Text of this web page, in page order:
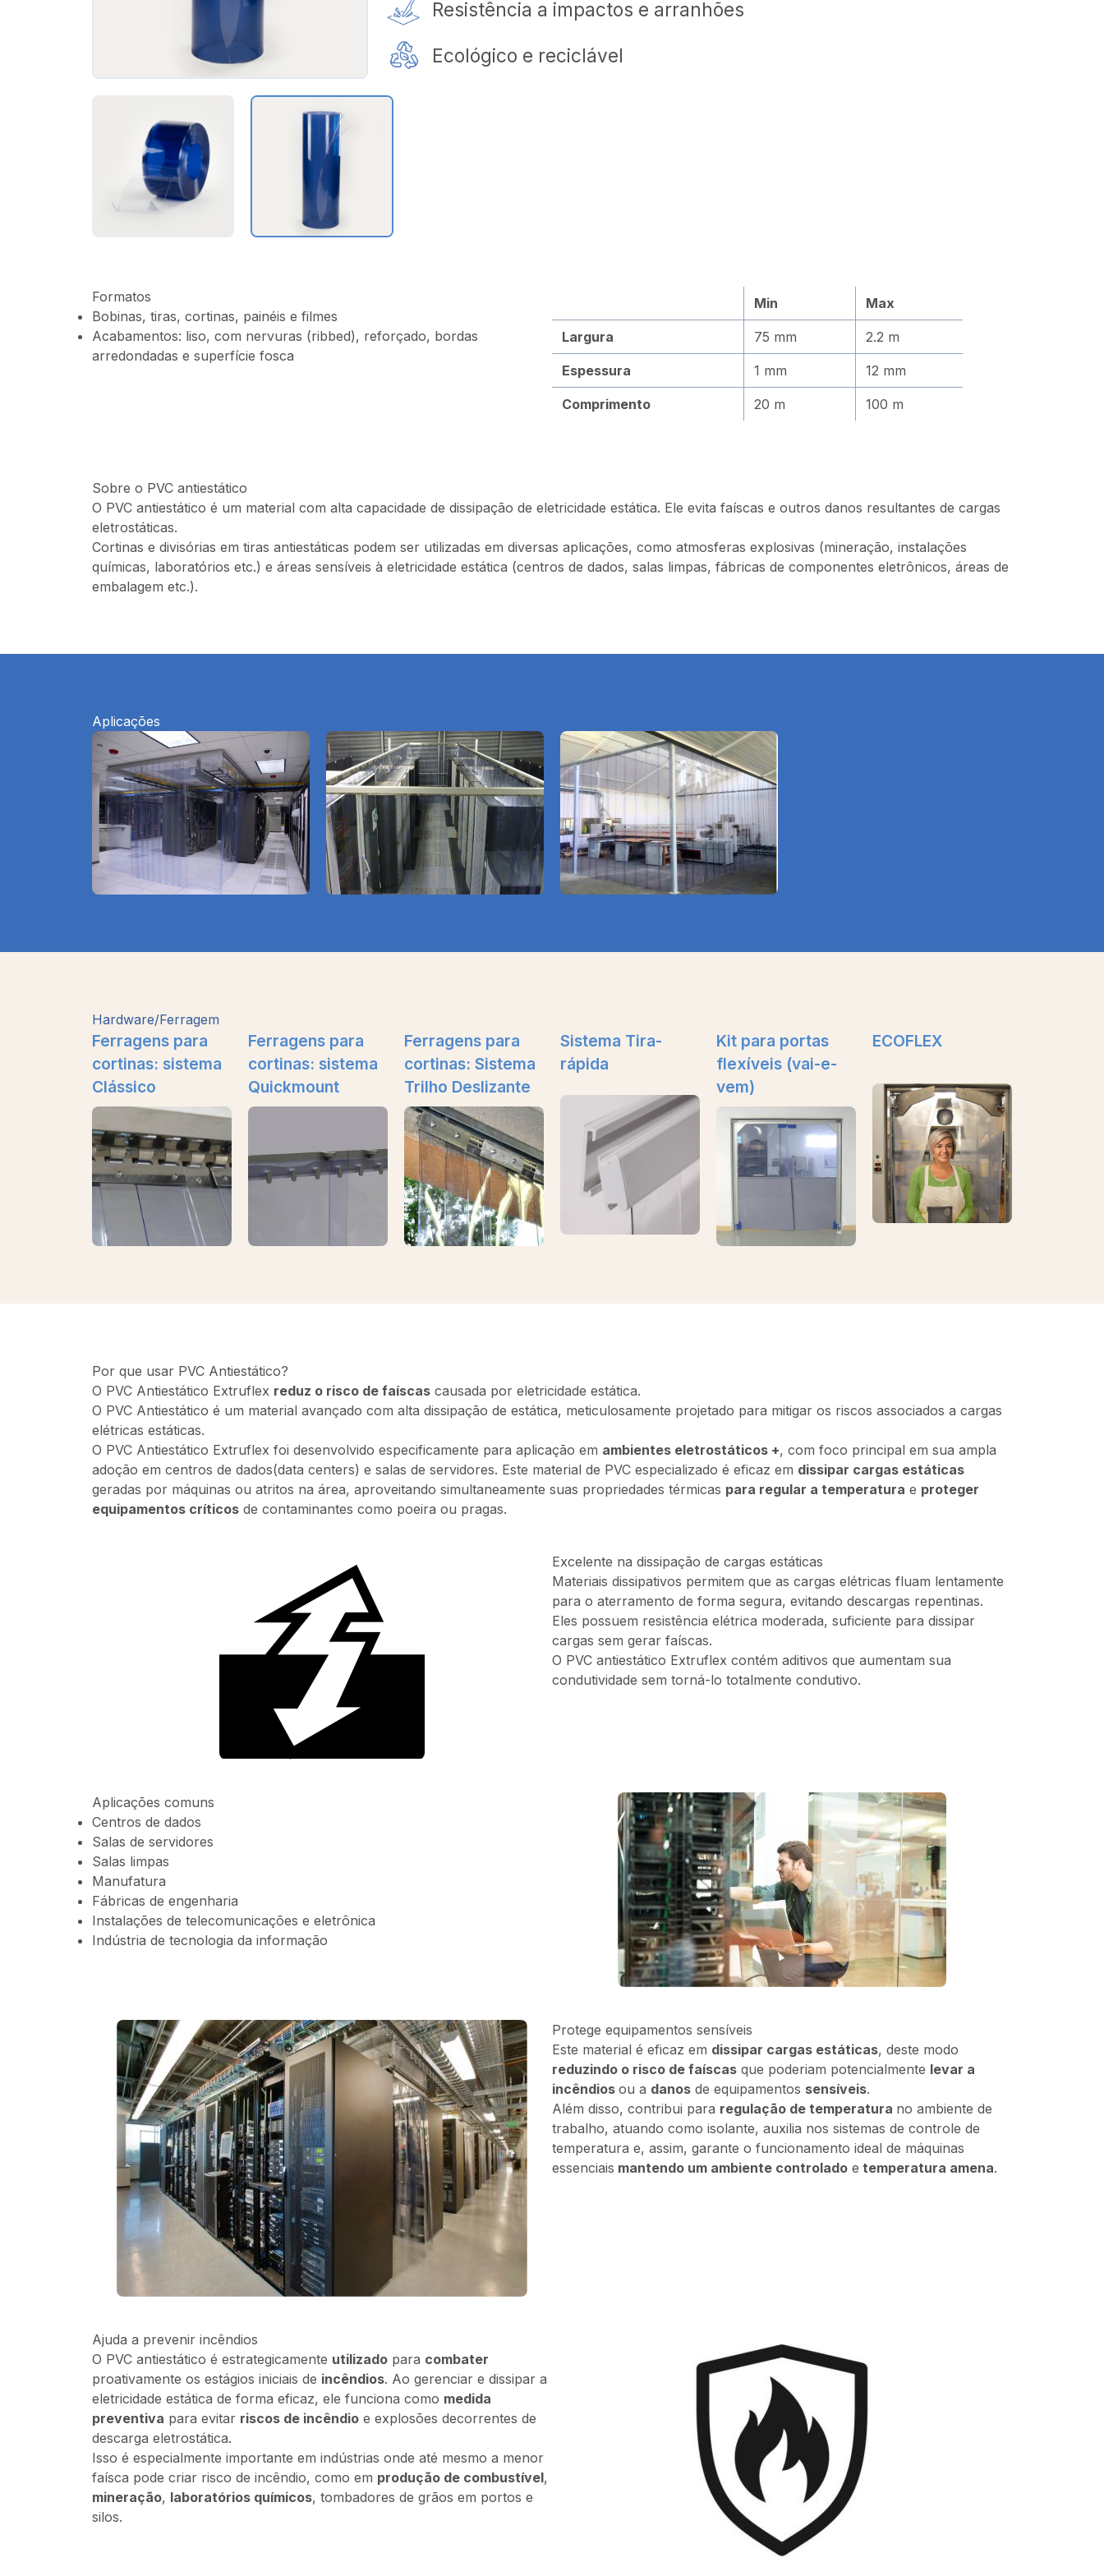
Resistência a impactos e arranhões
Ecológico e reciclável
Formatos
Bobinas, tiras, cortinas, painéis e filmes
Acabamentos: liso, com nervuras (ribbed), reforçado, bordas
arredondadas e superfície fosca
Min Max
Largura 75 mm 2.2 m
Espessura 1 mm 12 mm
Comprimento 20 m 100 m
Sobre o PVC antiestático
O PVC antiestático é um material com alta capacidade de dissipação de eletricidade estática. Ele evita faíscas e outros danos resultantes de cargas
eletrostáticas.
Cortinas e divisórias em tiras antiestáticas podem ser utilizadas em diversas aplicações, como atmosferas explosivas (mineração, instalações
químicas, laboratórios etc.) e áreas sensíveis à eletricidade estática (centros de dados, salas limpas, fábricas de componentes eletrônicos, áreas de
embalagem etc.).
Aplicações
Hardware/Ferragem
Ferragens para
cortinas: sistema
Clássico
Ferragens para
cortinas: sistema
Quickmount
Ferragens para
cortinas: Sistema
Trilho Deslizante
Sistema Tira-
rápida
Kit para portas
flexíveis (vai-e-
vem)
ECOFLEX
Por que usar PVC Antiestático?
O PVC Antiestático Extruflex reduz o risco de faíscas causada por eletricidade estática.
O PVC Antiestático é um material avançado com alta dissipação de estática, meticulosamente projetado para mitigar os riscos associados a cargas
elétricas estáticas.
O PVC Antiestático Extruflex foi desenvolvido especificamente para aplicação em ambientes eletrostáticos +, com foco principal em sua ampla
adoção em centros de dados(data centers) e salas de servidores. Este material de PVC especializado é eficaz em dissipar cargas estáticas
geradas por máquinas ou atritos na área, aproveitando simultaneamente suas propriedades térmicas para regular a temperatura e proteger
equipamentos críticos de contaminantes como poeira ou pragas.
Excelente na dissipação de cargas estáticas
Materiais dissipativos permitem que as cargas elétricas fluam lentamente
para o aterramento de forma segura, evitando descargas repentinas.
Eles possuem resistência elétrica moderada, suficiente para dissipar
cargas sem gerar faíscas.
O PVC antiestático Extruflex contém aditivos que aumentam sua
condutividade sem torná-lo totalmente condutivo.
Aplicações comuns
Centros de dados
Salas de servidores
Salas limpas
Manufatura
Fábricas de engenharia
Instalações de telecomunicações e eletrônica
Indústria de tecnologia da informação
Protege equipamentos sensíveis
Este material é eficaz em dissipar cargas estáticas, deste modo
reduzindo o risco de faíscas que poderiam potencialmente levar a
incêndios ou a danos de equipamentos sensíveis.
Além disso, contribui para regulação de temperatura no ambiente de
trabalho, atuando como isolante, auxilia nos sistemas de controle de
temperatura e, assim, garante o funcionamento ideal de máquinas
essenciais mantendo um ambiente controlado e temperatura amena.
Ajuda a prevenir incêndios
O PVC antiestático é estrategicamente utilizado para combater
proativamente os estágios iniciais de incêndios. Ao gerenciar e dissipar a
eletricidade estática de forma eficaz, ele funciona como medida
preventiva para evitar riscos de incêndio e explosões decorrentes de
descarga eletrostática.
Isso é especialmente importante em indústrias onde até mesmo a menor
faísca pode criar risco de incêndio, como em produção de combustível,
mineração, laboratórios químicos, tombadores de grãos em portos e
silos.